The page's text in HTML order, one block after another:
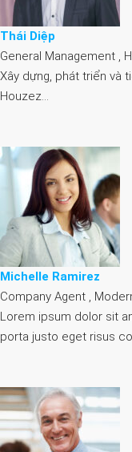
Thái Diệp
General Management ,
Xây dựng, phát triển và
Houzez…
Michelle Ramirez
Company Agent ,
Lorem ipsum dolor sit
porta justo eget risus